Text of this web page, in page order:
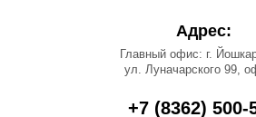
Адрес:
Главный офис: г.
ул. Луначарского 99,
+7 (8362) 500-